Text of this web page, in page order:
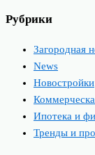
Рубрики
Загородная
News
Новостройки
Ипотека и
Тренды и